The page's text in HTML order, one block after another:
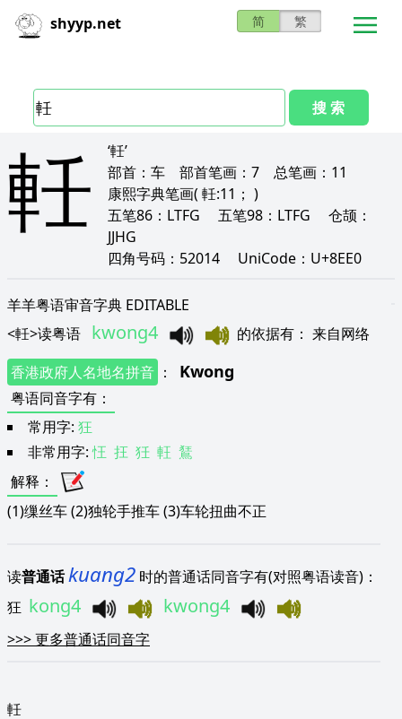
shyyp.net 简 繁
搜 索
軠
‘軠’
部首： 车 部首笔画： 7 总笔画： 11
康熙字典笔画( 軠:11； )
五笔86： LTFG 五笔98： LTFG 仓颉：
JJHG
四角号码： 52014 UniCode： U+8EE0
羊羊粤语审音字典 EDITABLE
<軠>读粤语 kwong4 的依据有 ： 来自网络
香港政府人名地名拼音 ： Kwong
粤语同音字有 ：
常用字: 狂
非常用字: 忹 抂 狅 軖 鵟
解释 ：
(1)缫丝车 (2)独轮手推车 (3)车轮扭曲不正
读普通话kuang2 时的普通话同音字有(对照粤语读音)：
狂 kong4 kwong4
>>>更多普通话同音字
軠